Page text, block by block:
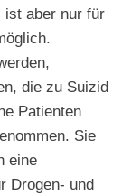
ist aber nur für
die zu Suizid
Patienten
Sie
eine
Drogen- und